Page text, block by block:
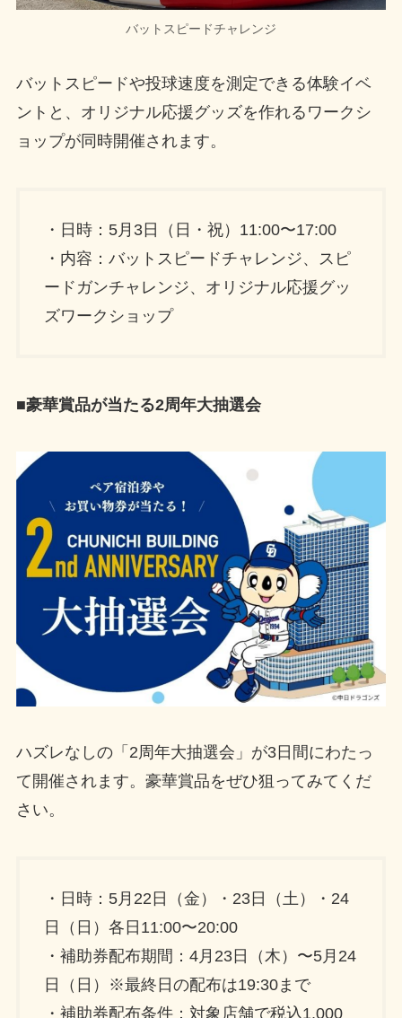
バットスピードチャレンジ
バットスピードや投球速度を測定できる体験イベ
ントと、オリジナル応援グッズを作れるワークシ
ョップが同時開催されます。
・日時：5月3日（日・祝）11:00〜17:00
・内容：バットスピードチャレンジ、スピ
ードガンチャレンジ、オリジナル応援グッ
ズワークショップ
■豪華賞品が当たる2周年大抽選会
ハズレなしの「2周年大抽選会」が3日間にわたっ
て開催されます。豪華賞品をぜひ狙ってみてくだ
さい。
・日時：5月22日（金）・23日（土）・24
日（日）各日11:00〜20:00
・補助券配布期間：4月23日（木）〜5月24
日（日）※最終日の配布は19:30まで
・補助券配布条件：対象店舗で税込1,000